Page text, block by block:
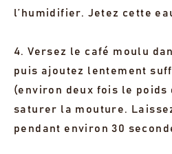
l’humidifier. Jetez cette
4. Versez le café moulu
puis ajoutez lentement
(environ deux fois le poids
saturer la mouture.
pendant environ 30